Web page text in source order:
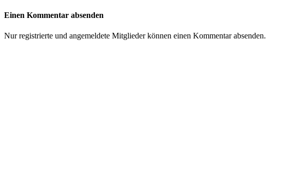
Einen Kommentar absenden
Nur registrierte und angemeldete Mitglieder können einen Kommentar absenden.